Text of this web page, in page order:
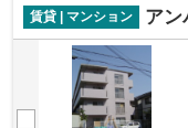
賃貸 | マンション
アン